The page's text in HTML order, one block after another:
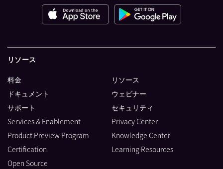
リソース
料金
ドキュメント
サポート
Services & Enablement
Product Preview Program
Certification
Open Source
リソース
ウェビナー
セキュリティ
Privacy Center
Knowledge Center
Learning Resources